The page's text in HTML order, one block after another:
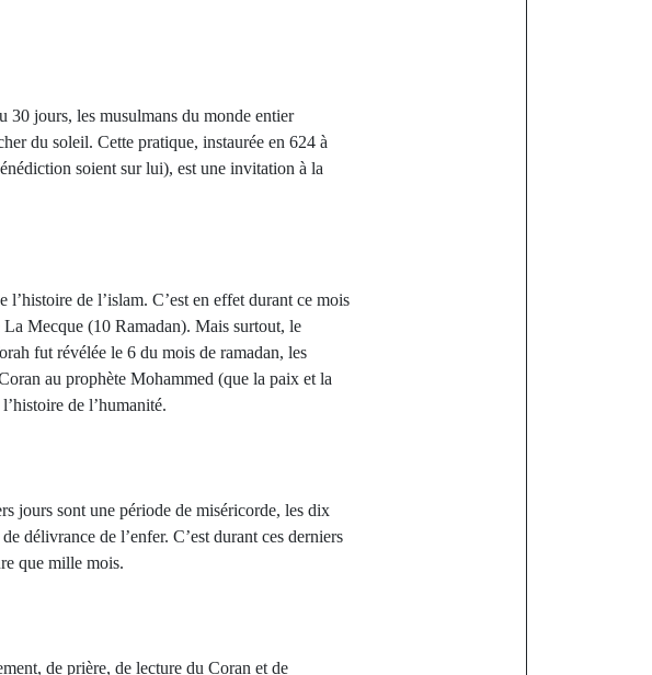
30 jours, les musulmans du monde entier
du soleil. Cette pratique, instaurée en 624 à
soient sur lui), est une invitation à la
de l’islam. C’est en effet durant ce mois
Mecque (10 Ramadan). Mais surtout, le
fut révélée le 6 du mois de ramadan, les
au prophète Mohammed (que la paix et la
de l’humanité.
jours sont une période de miséricorde, les dix
délivrance de l’enfer. C’est durant ces derniers
que mille mois.
de prière, de lecture du Coran et de